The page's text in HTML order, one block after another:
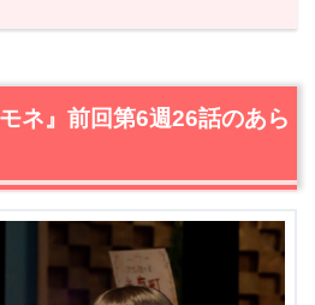
』前回第6週26話のあらすじと振
『おかえりモネ』第6週27話あらす
田中（塚本晋也）が若かりし両親を
東京へと帰る菅波（坂口健太郎）に
亜哉子（鈴木京香）は耕治（内野聖
ネ』前回第6週26話のあら